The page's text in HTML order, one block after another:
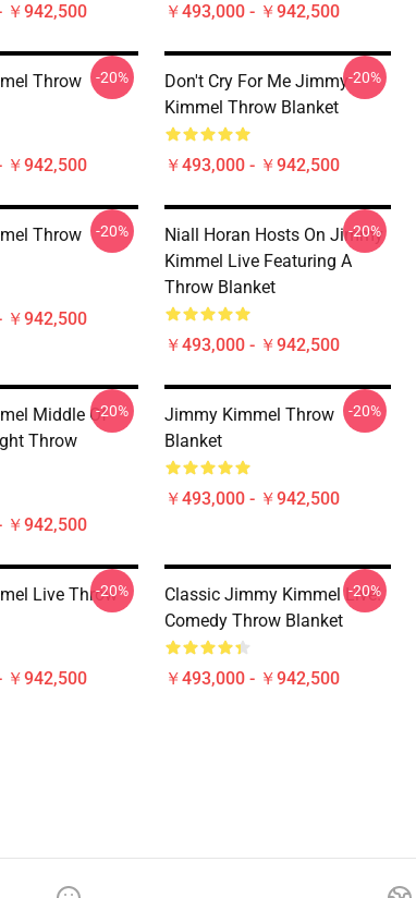
￥942,500 ￥493,000 - ￥942,500
Throw
￥942,500
-20%
Don't Cry For Me Jimmy
Kimmel Throw Blanket
￥493,000 - ￥942,500
-20%
Throw
￥942,500
-20%
Niall Horan Hosts On Jimmy
Kimmel Live Featuring A
Throw Blanket
￥493,000 - ￥942,500
-20%
Middle Of
Throw
￥942,500
-20%
Jimmy Kimmel Throw
Blanket
￥493,000 - ￥942,500
-20%
Live Throw
￥942,500
-20%
Classic Jimmy Kimmel Live!
Comedy Throw Blanket
￥493,000 - ￥942,500
-20%